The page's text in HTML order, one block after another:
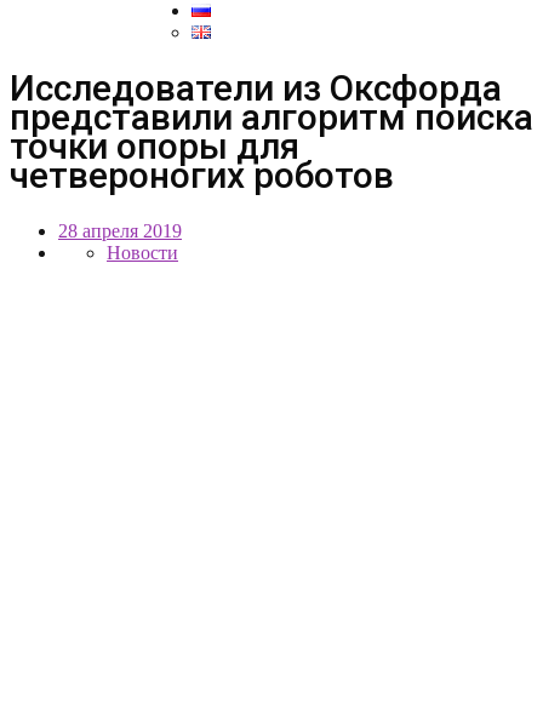
Исследователи из Оксфорда
представили алгоритм поиска
точки опоры для
четвероногих роботов
28 апреля 2019
Новости